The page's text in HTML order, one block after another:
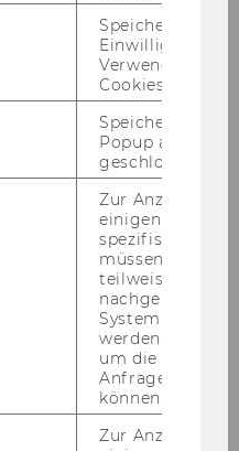
gesucht?
Sportbuddy!
Speichert Ihre
Einwilligung zur
Verwendung von
Cookies.
Speichert ob ein
Popup
geschlossen
Zur Anzeige von
einigen WU-
spezifischen
müssen
teilweise von
nachgelagerten
System
werden.
um die Antwort
Anfrage
können.
Zur Anzeige von